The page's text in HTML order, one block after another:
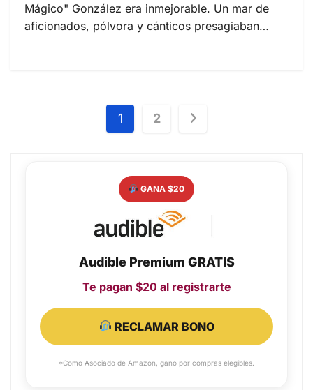
Mágico" González era inmejorable. Un mar de
aficionados, pólvora y cánticos presagiaban…
Paginación
entradas
1 2
GANA $20
Audible Premium GRATIS
Te pagan $20 al registrarte
RECLAMAR BONO
*Como Asociado de Amazon, gano por compras elegibles.